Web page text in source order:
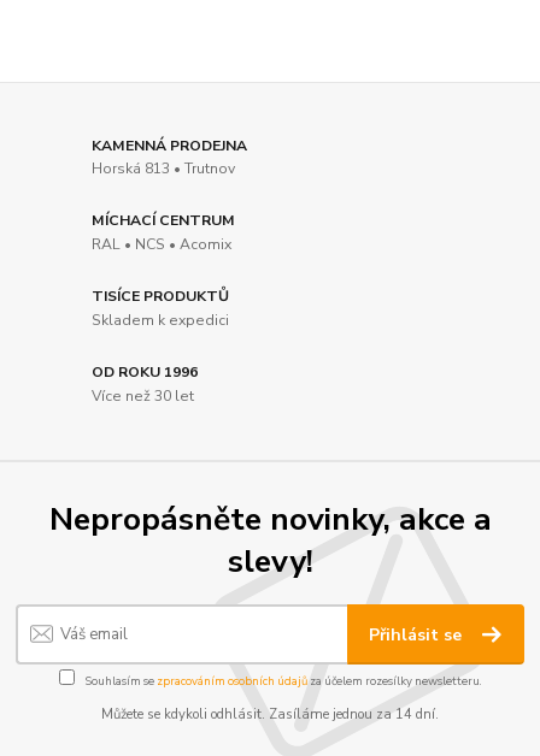
KAMENNÁ PRODEJNA
Horská 813 • Trutnov
MÍCHACÍ CENTRUM
RAL • NCS • Acomix
TISÍCE PRODUKTŮ
Skladem k expedici
OD ROKU 1996
Více než 30 let
Nepropásněte novinky, akce a
slevy!
Přihlásit se
Souhlasím se zpracováním osobních údajůza účelem rozesílky newsletteru.
Můžete se kdykoli odhlásit. Zasíláme jednou za 14 dní.